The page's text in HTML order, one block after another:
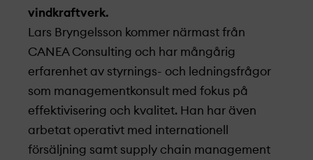
vindkraftverk.
Lars Bryngelsson kommer närmast från
CANEA Consulting och har mångårig
erfarenhet av styrnings- och ledningsfrågor
som managementkonsult med fokus på
effektivisering och kvalitet. Han har även
arbetat operativt med internationell
försäljning samt supply chain management